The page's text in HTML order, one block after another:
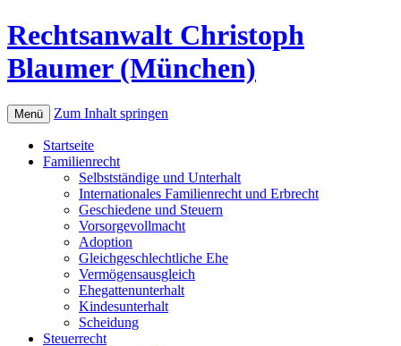
Rechtsanwalt Christoph
Blaumer (München)
Menü Zum Inhalt springen
Startseite
Familienrecht
Selbstständige und Unterhalt
Internationales Familienrecht und Erbrecht
Geschiedene und Steuern
Vorsorgevollmacht
Adoption
Gleichgeschlechtliche Ehe
Vermögensausgleich
Ehegattenunterhalt
Kindesunterhalt
Scheidung
Steuerrecht